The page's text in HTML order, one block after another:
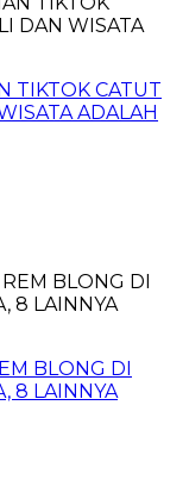
TIKTOK CATUT
ADALAH
BLONG DI
8 LAINNYA